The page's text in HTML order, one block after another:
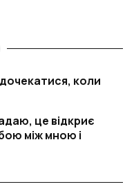
коли
це відкриє
між мною і